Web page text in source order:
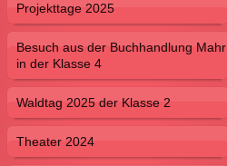
Projekttage 2025
Besuch aus der Buchhandlung Mahr
in der Klasse 4
Waldtag 2025 der Klasse 2
Theater 2024